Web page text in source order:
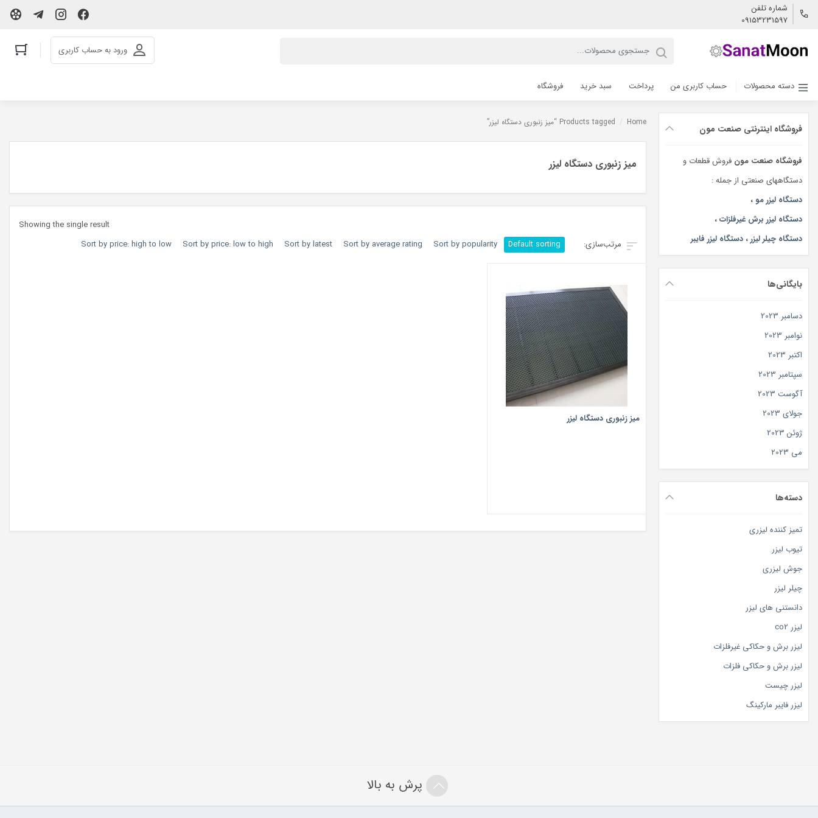
شماره تلفن
09153231597
ورود به حساب کاربری
دسته محصولات حساب کاربری من پرداخت سبد خرید فروشگاه
فروشگاه اینترنتی صنعت مون
فروشگاه صنعت مون فروش قطعات و
دستگاههای صنعتی از جمله :
دستگاه لیزر مو ،
دستگاه لیزر برش غیرفلزات،
دستگاه چیلر لیزر، دستگاه لیزر فایبر
بایگانی‌ها
دسامبر 2023
نوامبر 2023
اکتبر 2023
سپتامبر 2023
آگوست 2023
جولای 2023
ژوئن 2023
می 2023
دسته‌ها
تمیز کننده لیزری
تیوب لیزر
جوش لیزری
چیلر لیزر
دانستنی های لیزر
لیزر co2
لیزر برش و حکاکی غیرفلزات
لیزر برش و حکاکی فلزات
لیزر چیست
لیزر فایبر مارکینگ
Home
/ Products tagged “میز زنبوری دستگاه لیزر”
میز زنبوری دستگاه لیزر
Showing the single result
Default sorting
Sort by popularity
Sort by average rating
Sort by latest
Sort by price: low to high
Sort by price: high to low
میز زنبوری دستگاه لیزر
پرش به بالا